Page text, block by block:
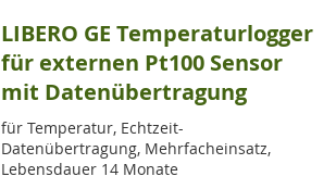
LIBERO GE Temperaturlogger
für externen Pt100 Sensor
mit Datenübertragung
für Temperatur, Echtzeit-
Datenübertragung, Mehrfacheinsatz,
Lebensdauer 14 Monate